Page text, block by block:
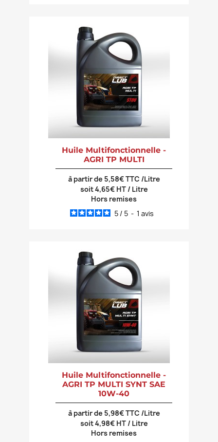
Huile Multifonctionnelle -
AGRI TP MULTI
à partir de 5,58€ TTC /Litre
soit 4,65€ HT / Litre
Hors remises
5 / 5 - 1 avis
Huile Multifonctionnelle -
AGRI TP MULTI SYNT SAE
10W-40
à partir de 5,98€ TTC /Litre
soit 4,98€ HT / Litre
Hors remises